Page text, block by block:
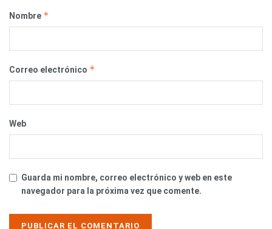
Nombre *
Correo electrónico *
Web
Guarda mi nombre, correo electrónico y web en este
navegador para la próxima vez que comente.